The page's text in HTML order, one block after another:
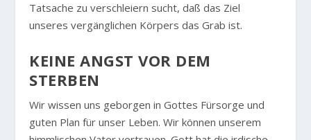
Tatsache zu verschleiern sucht, daß das Ziel
unseres vergänglichen Körpers das Grab ist.
KEINE ANGST VOR DEM
STERBEN
Wir wissen uns geborgen in Gottes Fürsorge und
guten Plan für unser Leben. Wir können unserem